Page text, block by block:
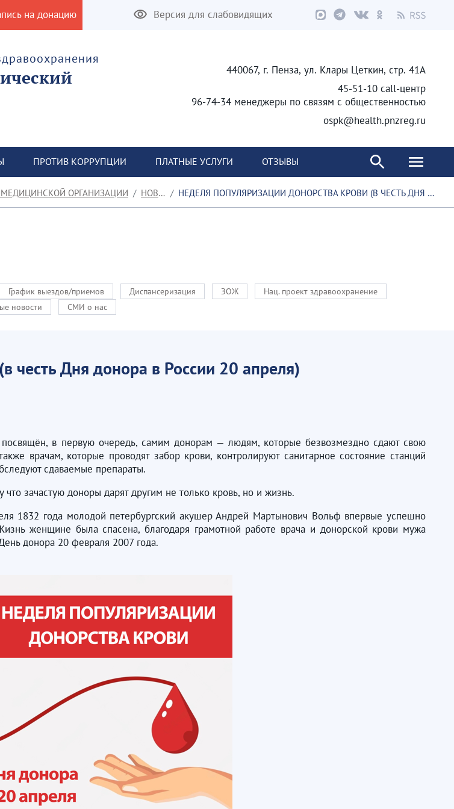
на донацию Версия для слабовидящих
440067, г. Пенза, ул. Клары Цеткин, стр. 41А
45-51-10 call-центр
96-74-34 менеджеры по связям с общественностью
ospk@health.pnzreg.ru
ПРОТИВ КОРРУПЦИИ ПЛАТНЫЕ УСЛУГИ ОТЗЫВЫ
ОРГАНИЗАЦИИ НОВОСТИ НЕДЕЛЯ ПОПУЛЯРИЗАЦИИ ДОНОРСТВА КРОВИ (В ЧЕСТЬ ДНЯ ДОНОРА В РОССИИ 20 АПРЕЛЯ)
График выездов/приемов Диспансеризация ЗОЖ
Нац. проект здравоохранение
новости СМИ о нас
честь Дня донора в России 20 апреля)
в первую очередь, самим донорам — людям, которые безвозмездно сдают свою
врачам, которые проводят забор крови, контролируют санитарное состояние станций
сдаваемые препараты.
зачастую доноры дарят другим не только кровь, но и жизнь.
1832 года молодой петербургский акушер Андрей Мартынович Вольф впервые успешно
женщине была спасена, благодаря грамотной работе врача и донорской крови мужа
донора 20 февраля 2007 года.